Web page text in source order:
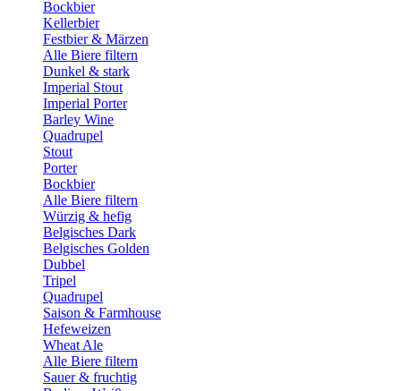
Bockbier
Kellerbier
Festbier & Märzen
Alle Biere filtern
Dunkel & stark
Imperial Stout
Imperial Porter
Barley Wine
Quadrupel
Stout
Porter
Bockbier
Alle Biere filtern
Würzig & hefig
Belgisches Dark
Belgisches Golden
Dubbel
Tripel
Quadrupel
Saison & Farmhouse
Hefeweizen
Wheat Ale
Alle Biere filtern
Sauer & fruchtig